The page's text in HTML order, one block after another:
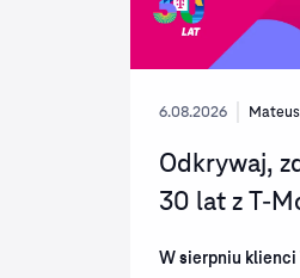
6.08.2026
Odkrywaj,
30 lat z T-
W sierpniu